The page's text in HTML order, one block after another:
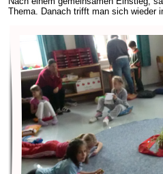
Thema. Danach trifft man sich wieder